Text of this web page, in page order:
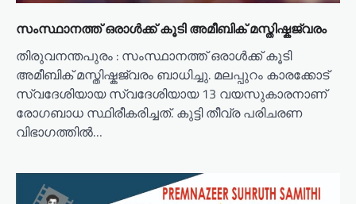
സംസ്ഥാനത്ത് ഒരാൾക്ക് കൂടി അമീബിക് മസ്തിഷ്കജ്വരം
തിരുവനന്തപുരം : സംസ്ഥാനത്ത് ഒരാൾക്ക് കൂടി
അമീബിക് മസ്തിഷ്കജ്വരം ബാധിച്ചു. മലപ്പുറം കാരക്കോട്
സ്വദേശിയായ സ്വദേശിയായ 13 വയസുകാരനാണ്
രോഗബാധ സ്ഥിരീകരിച്ചത്. കുട്ടി തീവ്ര പരിചരണ
വിഭാഗത്തിൽ…